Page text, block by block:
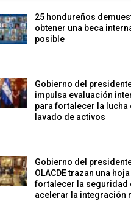
25 hondureños
obtener una beca
posible
Gobierno del
impulsa evaluación
para fortalecer la lucha
lavado de activos
Gobierno del
OLACDE trazan una
fortalecer la seguridad
acelerar la integración